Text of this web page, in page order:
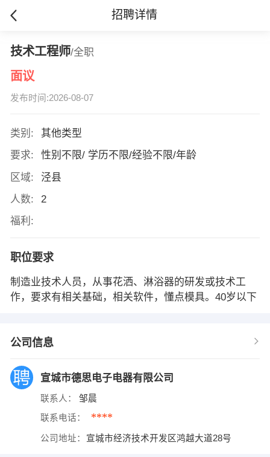
招聘详情
技术工程师/全职
面议
发布时间:2026-08-07
类别:
其他类型
要求:
性别不限/ 学历不限/经验不限/年龄
区域:
泾县
人数:
2
福利:
职位要求
制造业技术人员，从事花洒、淋浴器的研发或技术工
作，要求有相关基础，相关软件，懂点模具。40岁以下
公司信息
宣城市德思电子电器有限公司
联系人： 邹晨
联系电话： ****
公司地址： 宣城市经济技术开发区鸿越大道28号